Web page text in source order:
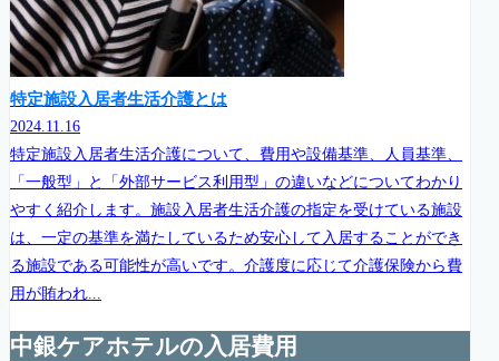
特定施設入居者生活介護とは
2024.11.16
特定施設入居者生活介護について、費用や設備基準、人員基準、
「一般型」と「外部サービス利用型」の違いなどについてわかり
やすく紹介します。施設入居者生活介護の指定を受けている施設
は、一定の基準を満たしているため安心して入居することができ
る施設である可能性が高いです。介護度に応じて介護保険から費
用が賄われ...
中銀ケアホテルの入居費用